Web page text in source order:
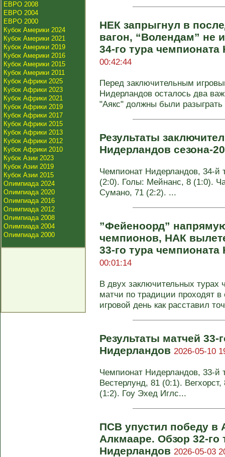
ЕВРО 2008
ЕВРО 2004
ЕВРО 2000
Кубок Америки 2024
Кубок Америки 2021
Кубок Америки 2019
Кубок Америки 2016
Кубок Америки 2015
Кубок Америки 2011
Кубок Африки 2025
Кубок Африки 2023
Кубок Африки 2021
Кубок Африки 2019
Кубок Африки 2017
Кубок Африки 2015
Кубок Африки 2013
Кубок Африки 2012
Кубок Африки 2010
Кубок Азии 2023
Кубок Азии 2019
Кубок Азии 2015
Олимпиада 2024
Олимпиада 2020
Олимпиада 2016
Олимпиада 2012
Олимпиада 2008
Олимпиада 2004
Олимпиада 2000
НЕК запрыгнул в
вагон, “Волендам” не
34-го тура
00:42:44
Перед заключительным
Нидерландов осталось два
"Аякс" должны были
Результаты
Нидерландов сезона-
Чемпионат Нидерландов, 34-
(2:0). Голы: Мейнанс, 8 (1:0).
Сумано, 71 (2:2). ...
”Фейеноорд”
чемпионов, НАК
33-го тура
00:01:14
В двух заключительных турах
матчи по традиции проходят
игровой день как расставил
Результаты матчей 33-
Нидерландов 2026-05-10
Чемпионат Нидерландов, 33-й
Вестерлунд, 81 (0:1).
(1:2). Гоу Эхед Иглс...
ПСВ упустил победу в
Алкмааре. Обзор 32-го
Нидерландов 2026-05-03